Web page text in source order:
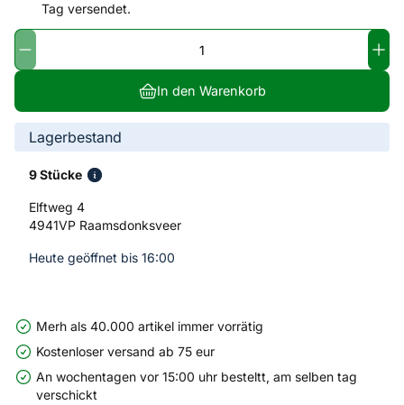
Tag versendet.
In den Warenkorb
Lagerbestand
9 Stücke
Elftweg 4
4941VP Raamsdonksveer
Heute geöffnet bis 16:00
Merh als 40.000 artikel immer vorrätig
Kostenloser versand ab 75 eur
An wochentagen vor 15:00 uhr besteltt, am selben tag
verschickt